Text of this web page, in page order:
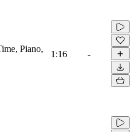
Piano,
1:16 -